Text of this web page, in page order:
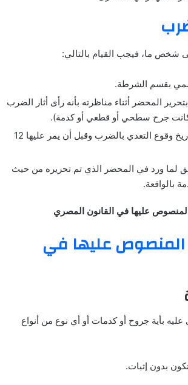
شخص ما، فيجب القيام بالتالي:
بقسم الشرطة.
المحضر أثناء مناظرته بأنه رأى أثار الضرب
جرح سطحي أو قطعي أو كدمة).
الحصول على تقرير طبي بنفس تاريخ وقوع التعدي بالضرب وقبل أن يمر عليها 12
لما ورد في المحضر الذي تم تحريره من حيث
بالواقعة.
عليها في القانون المصري
عليها في
بأية جروح أو كدمات أو أي نوع من أنواع
بدون إثبات.